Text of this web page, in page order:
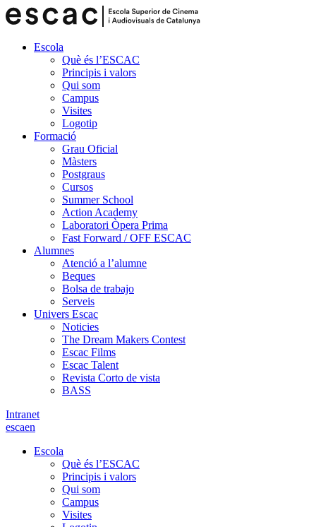
Escola
Què és l’ESCAC
Principis i valors
Qui som
Campus
Visites
Logotip
Formació
Grau Oficial
Màsters
Postgraus
Cursos
Summer School
Action Academy
Laboratori Òpera Prima
Fast Forward / OFF ESCAC
Alumnes
Atenció a l’alumne
Beques
Bolsa de trabajo
Serveis
Univers Escac
Noticies
The Dream Makers Contest
Escac Films
Escac Talent
Revista Corto de vista
BASS
Intranet
escaen
Escola
Què és l’ESCAC
Principis i valors
Qui som
Campus
Visites